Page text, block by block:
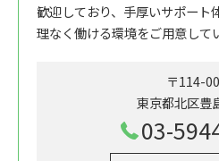
歓迎しており、手厚いサポート
理なく働ける環境をご用意して
〒114-
東京都北区豊
03-